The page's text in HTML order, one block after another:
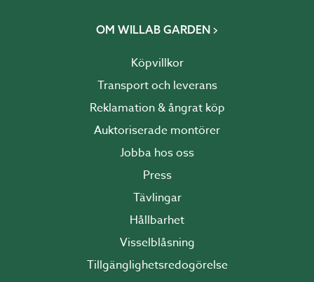
OM WILLAB GARDEN
Köpvillkor
Transport och leverans
Reklamation & ångrat köp
Auktoriserade montörer
Jobba hos oss
Press
Tävlingar
Hållbarhet
Visselblåsning
Tillgänglighetsredogörelse